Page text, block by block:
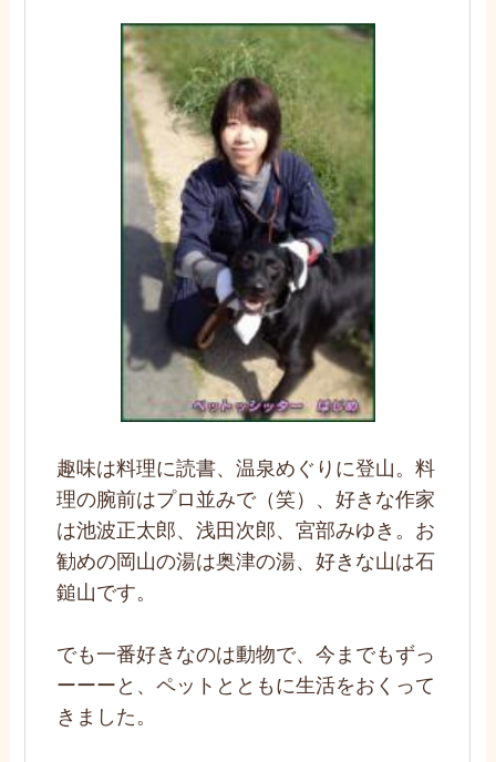
趣味は料理に読書、温泉めぐりに登山。料
理の腕前はプロ並みで（笑）、好きな作家
は池波正太郎、浅田次郎、宮部みゆき。お
勧めの岡山の湯は奥津の湯、好きな山は石
鎚山です。
でも一番好きなのは動物で、今までもずっ
ーーーと、ペットとともに生活をおくって
きました。